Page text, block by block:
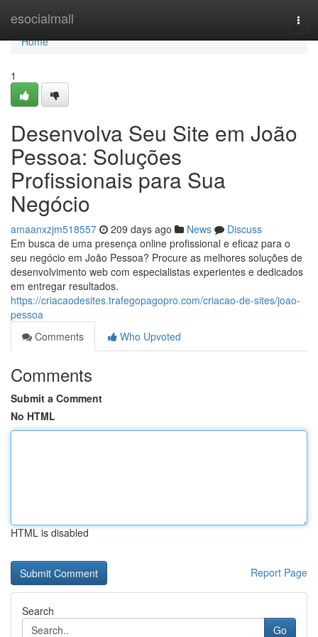
esocialmall
Home
Home
1
Desenvolva Seu Site em João
Pessoa: Soluções
Profissionais para Sua
Negócio
amaanxzjm518557 209 days ago News
Discuss
Em busca de uma presença online profissional e eficaz para o
seu negócio em João Pessoa? Procure as melhores soluções de
desenvolvimento web com especialistas experientes e dedicados
em entregar resultados.
https://criacaodesites.trafegopagopro.com/criacao-de-sites/joao-
pessoa
Comments
Who Upvoted
Comments
Submit a Comment
No HTML
HTML is disabled
Report Page
Search
Go